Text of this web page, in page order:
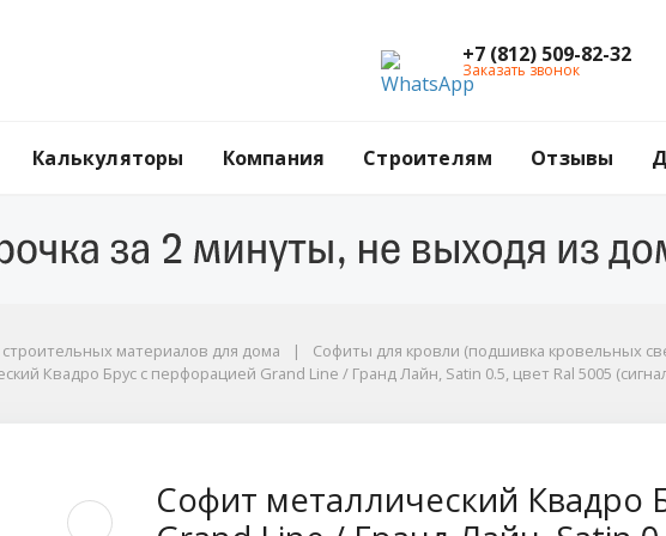
+7 (812) 509-82-32
Заказать звонок
Калькуляторы Компания Строителям Отзывы
Satin 0.5, цвет Ral 5005 (сигнально-синий)
строительных материалов для дома
Софиты для кровли (подшивка кровельных
Квадро Брус с перфорацией Grand Line / Гранд Лайн, Satin 0.5, цвет Ral 5005
Софит металлический Квадро